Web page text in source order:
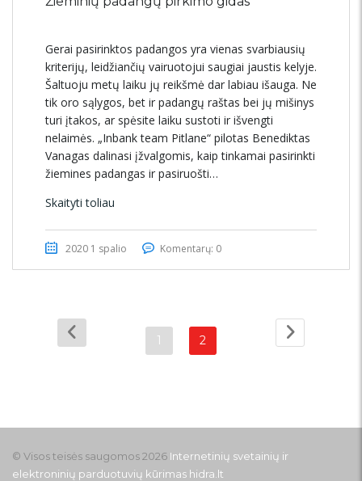
Gerai pasirinktos padangos yra vienas svarbiausių
kriterijų, leidžiančių vairuotojui saugiai jaustis kelyje.
Šaltuoju metų laiku jų reikšmė dar labiau išauga. Ne
tik oro sąlygos, bet ir padangų raštas bei jų mišinys
turi įtakos, ar spėsite laiku sustoti ir išvengti
nelaimės. „Inbank team Pitlane“ pilotas Benediktas
Vanagas dalinasi įžvalgomis, kaip tinkamai pasirinkti
žiemines padangas ir pasiruošti…
Skaityti toliau
2020 1 spalio Komentarų: 0
1 2
© Visos teisės saugomos 2026 Internetinių svetainių ir
elektroninių parduotuvių kūrimas hidra.lt